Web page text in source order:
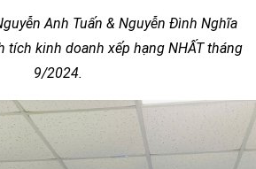
Anh Tuấn & Nguyễn Đình Nghĩa
tích kinh doanh xếp hạng NHẤT tháng
9/2024.